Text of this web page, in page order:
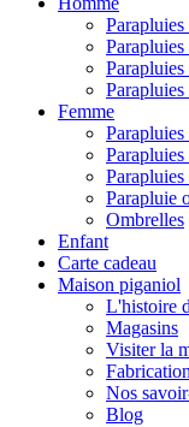
Parapluies
Femme
Parapluies
Parapluie
Ombrelles
Enfant
Carte cadeau
Maison piganiol
L'histoire
Magasins
Visiter la
Nos
Blog